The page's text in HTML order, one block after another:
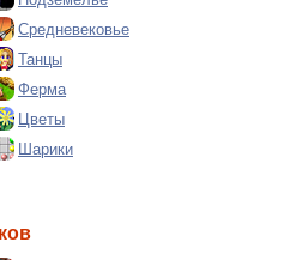
Средневековье
Танцы
Ферма
Цветы
Шарики